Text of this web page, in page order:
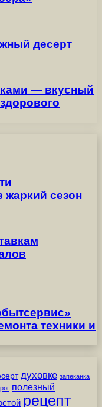
десерт
— вкусный
жаркий сезон
техники и
духовке запеканка
полезный
рецепт